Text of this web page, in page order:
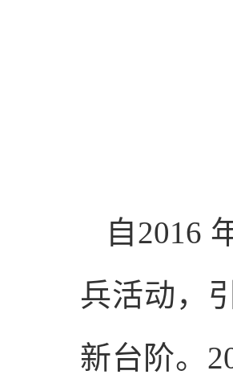
自2016
兵活动，
新台阶。